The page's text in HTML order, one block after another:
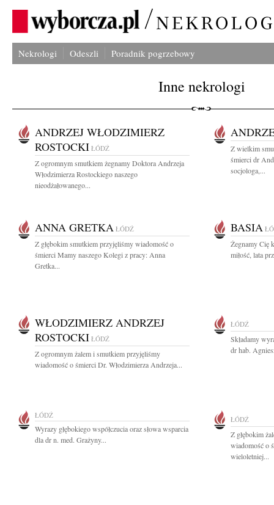
Nekrologi Odeszli Poradnik pogrzebowy
Inne nekrologi
ANDRZEJ WŁODZIMIERZ
ROSTOCKI ŁÓDŹ
Z ogromnym smutkiem żegnamy Doktora Andrzeja
Włodzimierza Rostockiego naszego
nieodżałowanego...
Z wielkim
śmierci dr
socjologa,...
ANNA GRETKA ŁÓDŹ
Z głębokim smutkiem przyjęliśmy wiadomość o
śmierci Mamy naszego Kolegi z pracy: Anna
Gretka...
BASIA
Żegnamy Cię
miłość, lata
WŁODZIMIERZ ANDRZEJ
ROSTOCKI ŁÓDŹ
Z ogromnym żalem i smutkiem przyjęliśmy
wiadomość o śmierci Dr. Włodzimierza Andrzeja...
ŁÓDŹ
Składamy
dr hab.
ŁÓDŹ
Wyrazy głębokiego współczucia oraz słowa wsparcia
dla dr n. med. Grażyny...
ŁÓDŹ
Z głębokim
wiadomość o
wieloletniej...